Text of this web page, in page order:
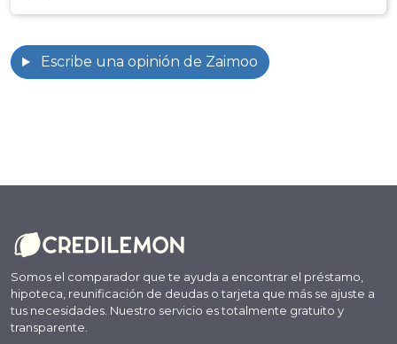
Escribe una opinión de Zaimoo
Somos el comparador que te ayuda a encontrar el préstamo,
hipoteca, reunificación de deudas o tarjeta que más se ajuste a
tus necesidades. Nuestro servicio es totalmente gratuito y
transparente.